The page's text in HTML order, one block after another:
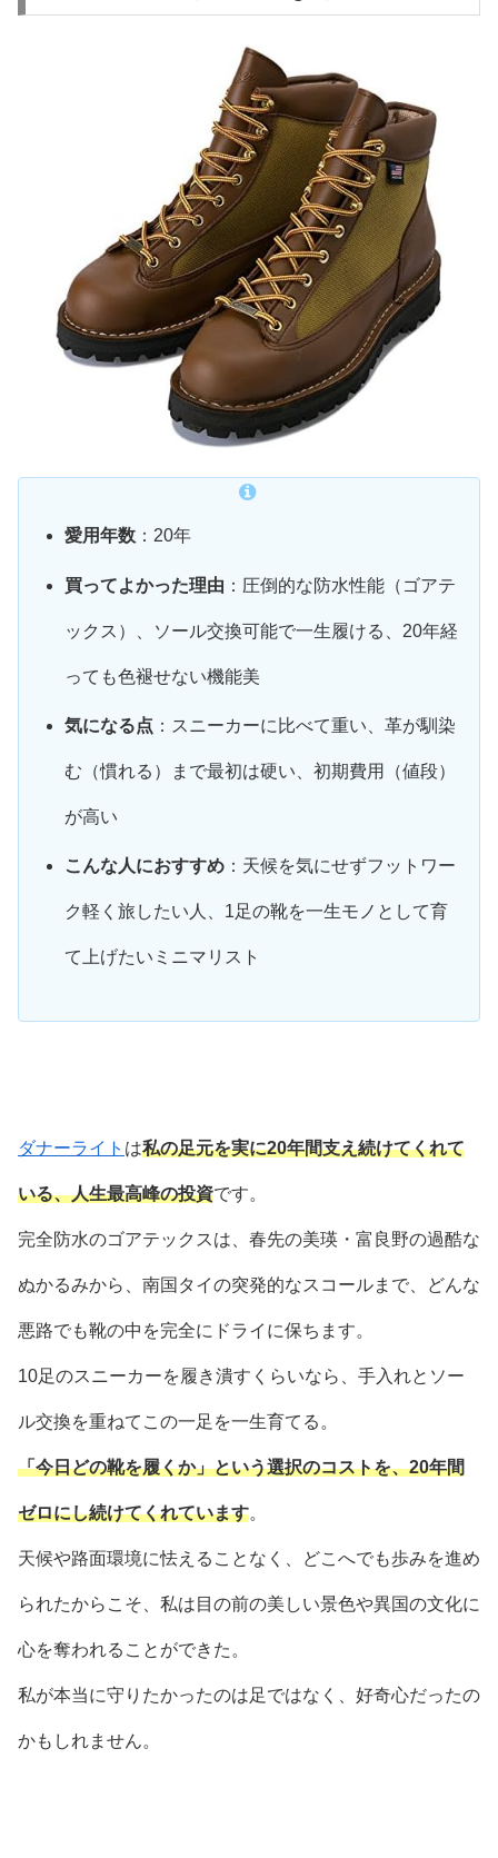
愛用年数 ：20年
買ってよかった理由 ：圧倒的な防水性能（ゴアテ
ックス）、ソール交換可能で一生履ける、20年経
っても色褪せない機能美
気になる点 ：スニーカーに比べて重い、革が馴染
む（慣れる）まで最初は硬い、初期費用（値段）
が高い
こんな人におすすめ ：天候を気にせずフットワー
ク軽く旅したい人、1足の靴を一生モノとして育
て上げたいミニマリスト
ダナーライト は私の足元を実に20年間支え続けてくれて
いる、人生最高峰の投資です。
完全防水のゴアテックスは、春先の美瑛・富良野の過酷な
ぬかるみから、南国タイの突発的なスコールまで、どんな
悪路でも靴の中を完全にドライに保ちます。
10足のスニーカーを履き潰すくらいなら、手入れとソー
ル交換を重ねてこの一足を一生育てる。
「今日どの靴を履くか」という選択のコストを、20年間
ゼロにし続けてくれています。
天候や路面環境に怯えることなく、どこへでも歩みを進め
られたからこそ、私は目の前の美しい景色や異国の文化に
心を奪われることができた。
私が本当に守りたかったのは足ではなく、好奇心だったの
かもしれません。